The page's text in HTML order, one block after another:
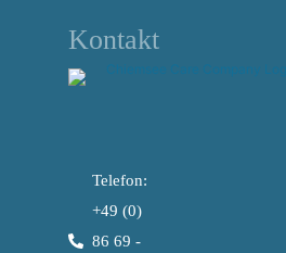
Kontakt
Telefon:
+49 (0)
86 69 -